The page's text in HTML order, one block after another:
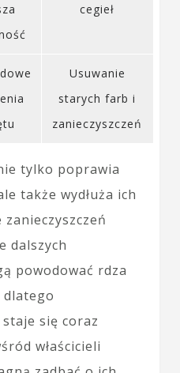
cegieł
Usuwanie
starych farb i
zanieczyszczeń
tylko poprawia
także wydłuża ich
dalszych
powodować rdza
dlatego
się coraz
właścicieli